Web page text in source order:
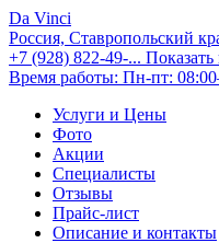
Da Vinci
Россия, Ставропольский
+7 (928) 822-49-...
Время работы: Пн-пт:
Услуги и Цены
Фото
Акции
Специалисты
Отзывы
Прайс-лист
Описание и контакты